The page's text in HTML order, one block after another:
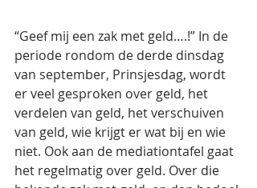
“Geef mij een zak met geld….!” In de
periode rondom de derde dinsdag
van september, Prinsjesdag, wordt
er veel gesproken over geld, het
verdelen van geld, het verschuiven
van geld, wie krijgt er wat bij en wie
niet. Ook aan de mediationtafel gaat
het regelmatig over geld. Over die